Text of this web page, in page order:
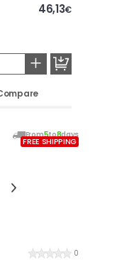
46,13€
+
From5to8days
FREE SHIPPING
0